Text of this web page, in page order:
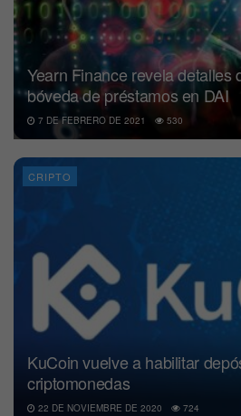
Yearn Finance revela detalles
bóveda de préstamos en DAI
7 DE FEBRERO DE 2021 530
CRIPTO
KuCoin vuelve a habilitar
criptomonedas
22 DE NOVIEMBRE DE 2020 724